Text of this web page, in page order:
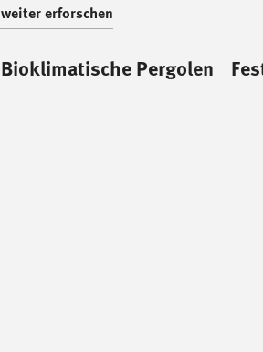
weiter erforschen
Bioklimatische Pergolen